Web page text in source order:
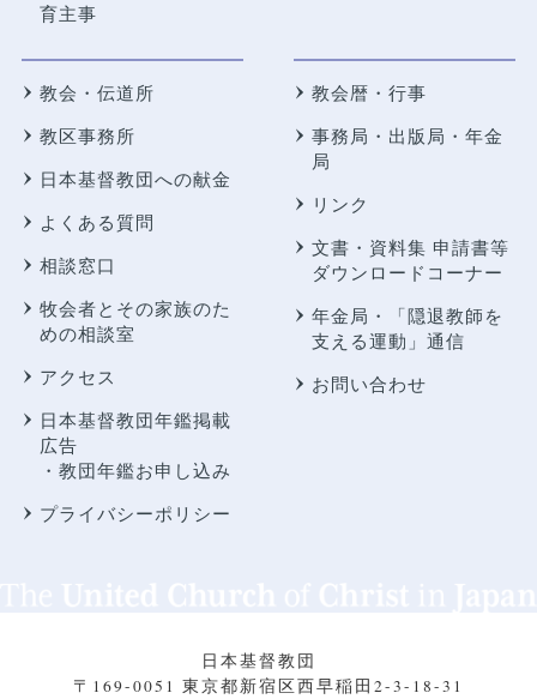
育主事
教会・伝道所
教区事務所
日本基督教団への献金
よくある質問
相談窓口
牧会者とその家族のた
めの相談室
アクセス
日本基督教団年鑑掲載
広告
・教団年鑑お申し込み
プライバシーポリシー
教会暦・行事
事務局・出版局・年金
局
リンク
文書・資料集 申請書等
ダウンロードコーナー
年金局・
「隠退教師を
支える運動」通信
お問い合わせ
日本基督教団
〒169-0051 東京都新宿区西早稲田2-3-18-31